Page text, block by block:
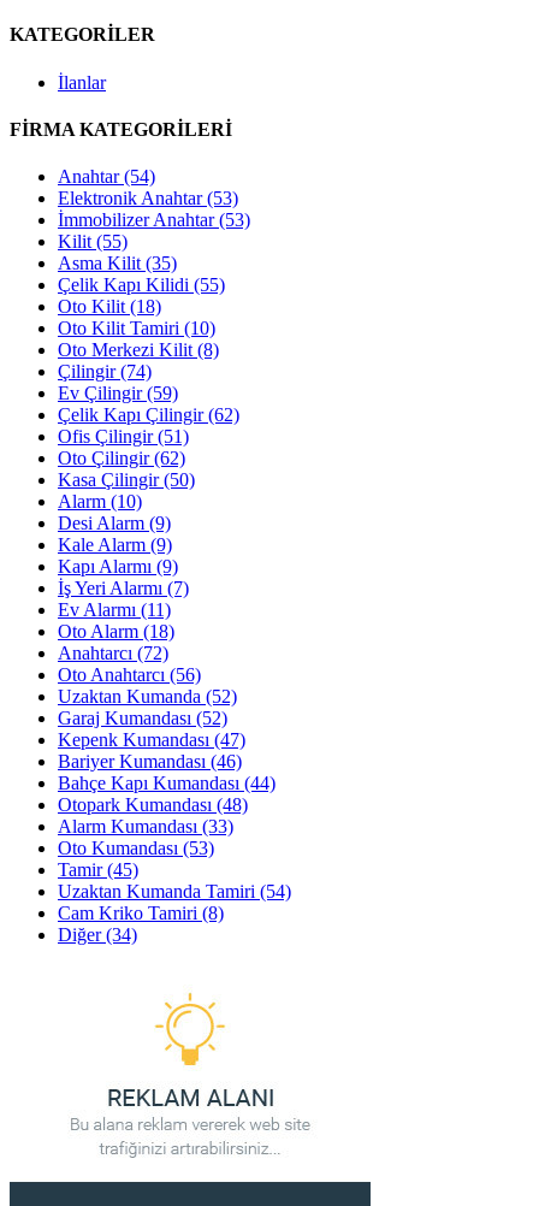
KATEGORİLER
İlanlar
FİRMA KATEGORİLERİ
Anahtar(54)
Elektronik Anahtar(53)
İmmobilizer Anahtar(53)
Kilit (55)
Asma Kilit (35)
Çelik Kapı Kilidi (55)
Oto Kilit (18)
Oto Kilit Tamiri (10)
Oto Merkezi Kilit (8)
Çilingir(74)
Ev Çilingir(59)
Çelik Kapı Çilingir(62)
Ofis Çilingir(51)
Oto Çilingir(62)
Kasa Çilingir(50)
Alarm (10)
Desi Alarm (9)
Kale Alarm (9)
Kapı Alarmı (9)
İş Yeri Alarmı (7)
Ev Alarmı (11)
Oto Alarm (18)
Anahtarcı (72)
Oto Anahtarcı (56)
Uzaktan Kumanda (52)
Garaj Kumandası (52)
Kepenk Kumandası (47)
Bariyer Kumandası (46)
Bahçe Kapı Kumandası (44)
Otopark Kumandası (48)
Alarm Kumandası (33)
Oto Kumandası (53)
Tamir(45)
Uzaktan Kumanda Tamiri (54)
Cam Kriko Tamiri (8)
Diğer(34)